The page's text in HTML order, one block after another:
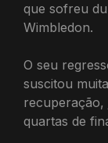
que sofreu
Wimbledon.
O seu
suscitou
recuperação,
quartas de